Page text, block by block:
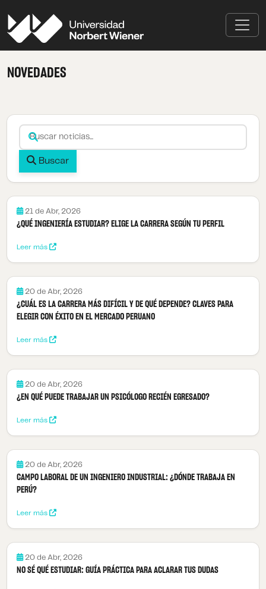
NOVEDADES
Buscar
Buscar
21 de Abr, 2026
¿QUÉ INGENIERÍA ESTUDIAR? ELIGE LA CARRERA SEGÚN TU PERFIL
Leer más
20 de Abr, 2026
¿CUÁL ES LA CARRERA MÁS DIFÍCIL Y DE QUÉ DEPENDE? CLAVES PARA
ELEGIR CON ÉXITO EN EL MERCADO PERUANO
Leer más
20 de Abr, 2026
¿EN QUÉ PUEDE TRABAJAR UN PSICÓLOGO RECIÉN EGRESADO?
Leer más
20 de Abr, 2026
CAMPO LABORAL DE UN INGENIERO INDUSTRIAL: ¿DÓNDE TRABAJA EN
PERÚ?
Leer más
20 de Abr, 2026
NO SÉ QUÉ ESTUDIAR: GUÍA PRÁCTICA PARA ACLARAR TUS DUDAS